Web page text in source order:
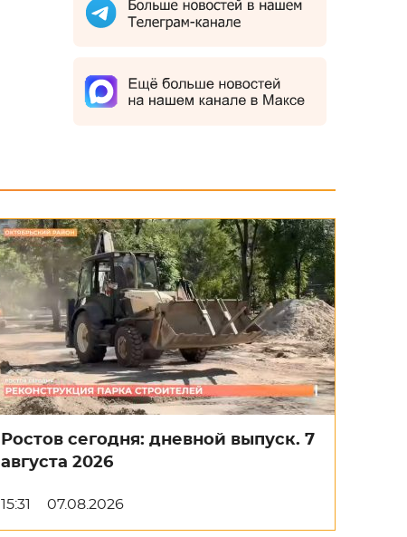
Ростов сегодня: дневной выпуск. 7
августа 2026
15:31 07.08.2026